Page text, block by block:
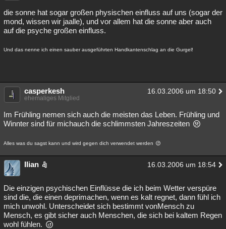
die sonne hat sogar großen physischen einfluss auf uns (sogar der
mond, wissen wir jaalle), und vor allem hat die sonne aber auch
auf die psyche großen einfluss.
Und das nenne ich einen sauber ausgeführten Handkantenschlag an die Gurgel!
casperkesh 16.03.2006 um 18:50
ehemaliges Mitglied
Im Frühling nemen sich auch die meisten das Leben. Frühling und
Winnter sind für michauch die schlimmsten Jahreszeiten
Alles was du sagst kann und wird gegen dich verwendet werden
Ilian 16.03.2006 um 18:54
Die einzigen psychischen Einflüsse die ich beim Wetter verspüre
sind die, die einen deprimachen, wenn es kalt regnet, dann fühl ich
mich unwohl. Unterscheidet sich bestimmt vonMensch zu
Mensch, es gibt sicher auch Menschen, die sich bei kaltem Regen
wohl fühlen.